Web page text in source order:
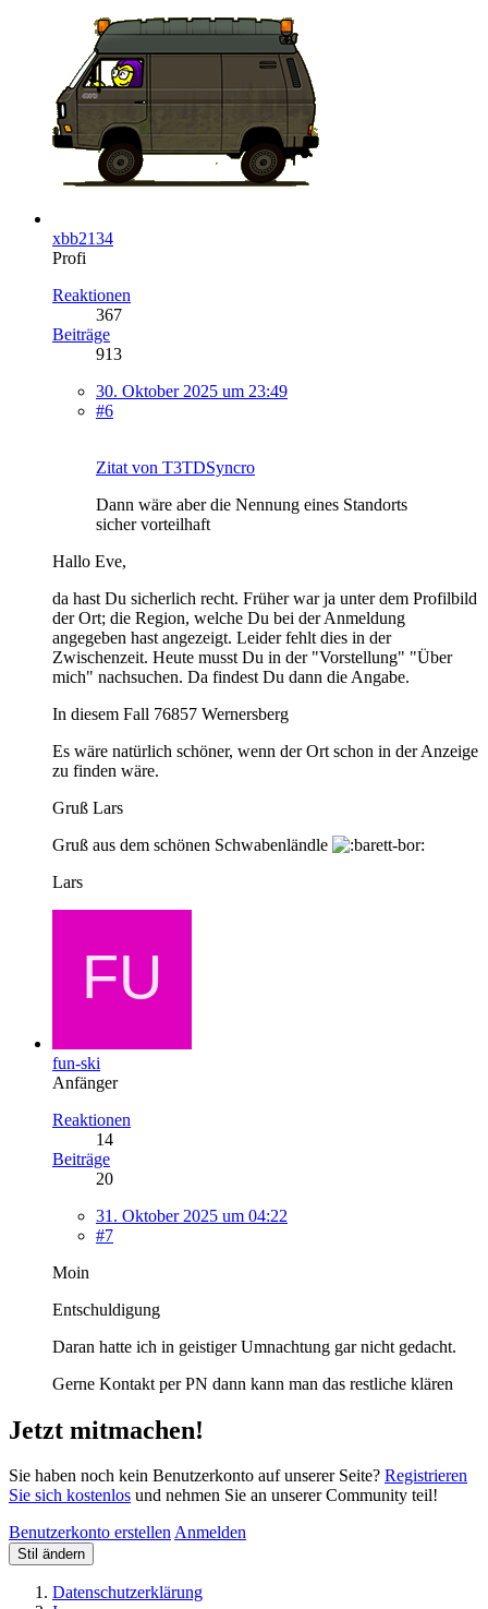
xbb2134
Profi
Reaktionen
367
Beiträge
913
30. Oktober 2025 um 23:49
#6
Zitat von T3TDSyncro
Dann wäre aber die Nennung eines Standorts
sicher vorteilhaft
Hallo Eve,
da hast Du sicherlich recht. Früher war ja unter dem Profilbild
der Ort; die Region, welche Du bei der Anmeldung
angegeben hast angezeigt. Leider fehlt dies in der
Zwischenzeit. Heute musst Du in der "Vorstellung" "Über
mich" nachsuchen. Da findest Du dann die Angabe.
In diesem Fall 76857 Wernersberg
Es wäre natürlich schöner, wenn der Ort schon in der Anzeige
zu finden wäre.
Gruß Lars
Gruß aus dem schönen Schwabenländle
Lars
fun-ski
Anfänger
Reaktionen
14
Beiträge
20
31. Oktober 2025 um 04:22
#7
Moin
Entschuldigung
Daran hatte ich in geistiger Umnachtung gar nicht gedacht.
Gerne Kontakt per PN dann kann man das restliche klären
Jetzt mitmachen!
Sie haben noch kein Benutzerkonto auf unserer Seite? Registrieren
Sie sich kostenlos und nehmen Sie an unserer Community teil!
Benutzerkonto erstellenAnmelden
Stil ändern
Datenschutzerklärung